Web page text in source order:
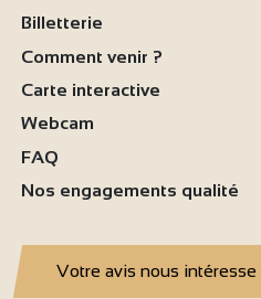
Billetterie
Comment venir ?
Carte interactive
Webcam
FAQ
Nos engagements qualité
Votre avis nous intéresse